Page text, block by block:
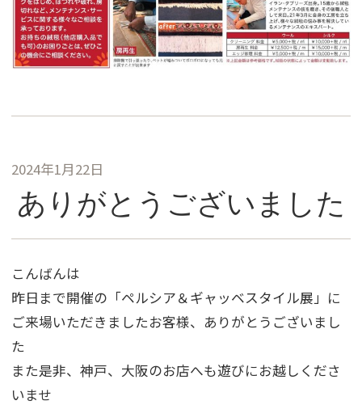
2024年1月22日
ありがとうございました
こんばんは
昨日まで開催の「ペルシア＆ギャッベスタイル展」に
ご来場いただきましたお客様、ありがとうございまし
た
また是非、神戸、大阪のお店へも遊びにお越しくださ
いませ